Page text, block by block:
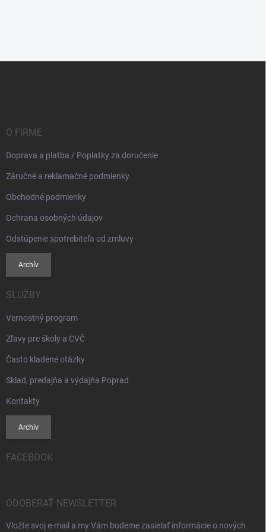
O FIRME
Doprava a platba / Poplatky za doručenie
Záručné a reklamačné podmienky
Obchodné podmienky
Ochrana osobných údajov
Odstúpenie spotrebiteľa od zmluvy
Archív
SLUŽBY
Vernostný program
Zľavy pre školy a CVČ
Často kladené otázky
Sklad, predajňa a výdajňa Poprad
Kontakty
Archív
FACEBOOK
ODOBERAŤ NEWSLETTER
Vložte svoj e-mail a my Vám budeme zasielať informácie o nových